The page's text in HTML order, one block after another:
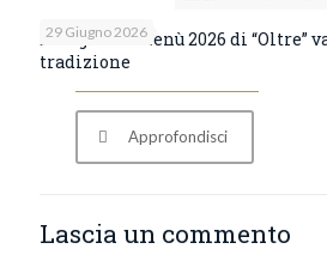
29 Giugno 2026
Bologna. Il menù 2026 di “Oltre”
tradizione
Approfondisci
Lascia un commento